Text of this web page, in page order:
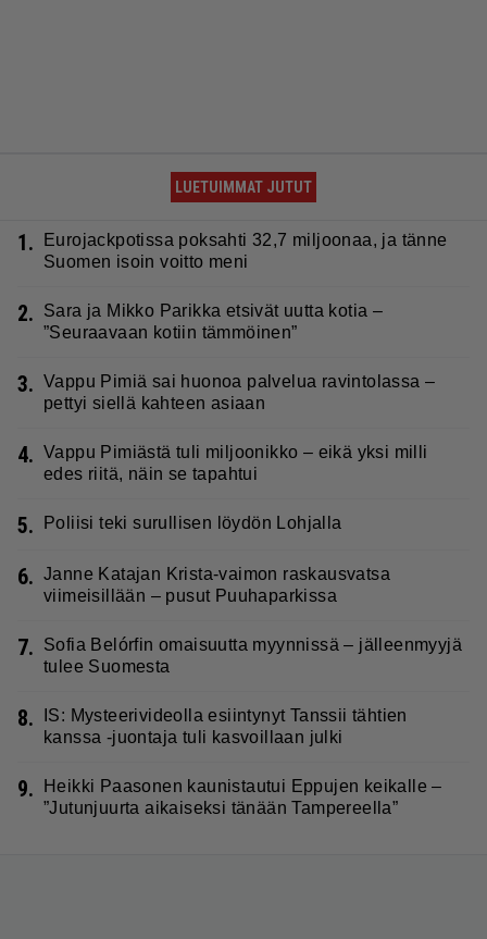
LUETUIMMAT JUTUT
1.
Eurojackpotissa poksahti 32,7 miljoonaa, ja tänne
Suomen isoin voitto meni
2.
Sara ja Mikko Parikka etsivät uutta kotia –
”Seuraavaan kotiin tämmöinen”
3. Vappu Pimiä sai huonoa palvelua ravintolassa –
pettyi siellä kahteen asiaan
4. Vappu Pimiästä tuli miljoonikko – eikä yksi milli
edes riitä, näin se tapahtui
5. Poliisi teki surullisen löydön Lohjalla
6. Janne Katajan Krista-vaimon raskausvatsa
viimeisillään – pusut Puuhaparkissa
7.
Sofia Belórfin omaisuutta myynnissä – jälleenmyyjä
tulee Suomesta
8.
IS: Mysteerivideolla esiintynyt Tanssii tähtien
kanssa -juontaja tuli kasvoillaan julki
9.
Heikki Paasonen kaunistautui Eppujen keikalle –
”Jutunjuurta aikaiseksi tänään Tampereella”